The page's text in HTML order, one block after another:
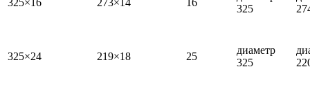
325×16 273×14 16
325
325×24 219×18 25
диаметр
325